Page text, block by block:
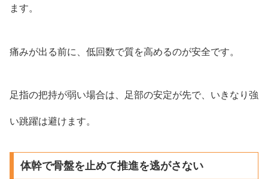
ます。
痛みが出る前に、低回数で質を高めるのが安全です。
足指の把持が弱い場合は、足部の安定が先で、いきなり強
い跳躍は避けます。
体幹で骨盤を止めて推進を逃がさない